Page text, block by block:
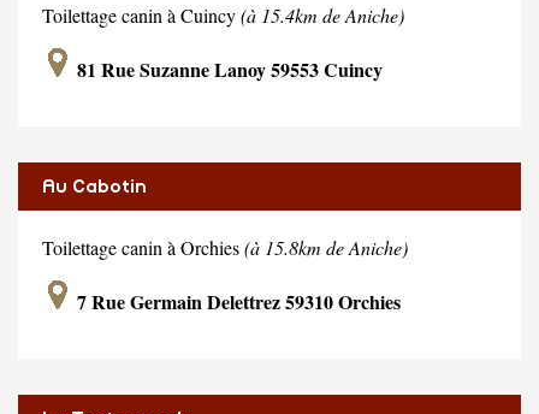
Toilettage canin à Cuincy(à 15.4km de Aniche)
81 Rue Suzanne Lanoy 59553 Cuincy
Au Cabotin
Toilettage canin à Orchies(à 15.8km de Aniche)
7 Rue Germain Delettrez 59310 Orchies